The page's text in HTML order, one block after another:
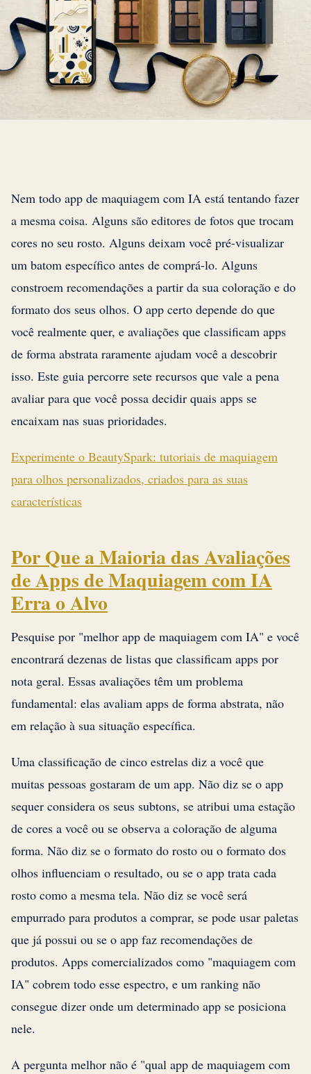
Nem todo app de maquiagem com IA está tentando fazer
a mesma coisa. Alguns são editores de fotos que trocam
cores no seu rosto. Alguns deixam você pré-visualizar
um batom específico antes de comprá-lo. Alguns
constroem recomendações a partir da sua coloração e do
formato dos seus olhos. O app certo depende do que
você realmente quer, e avaliações que classificam apps
de forma abstrata raramente ajudam você a descobrir
isso. Este guia percorre sete recursos que vale a pena
avaliar para que você possa decidir quais apps se
encaixam nas suas prioridades.
Experimente o BeautySpark: tutoriais de maquiagem
para olhos personalizados, criados para as suas
características
Por Que a Maioria das Avaliações
de Apps de Maquiagem com IA
Erra o Alvo
Pesquise por "melhor app de maquiagem com IA" e você
encontrará dezenas de listas que classificam apps por
nota geral. Essas avaliações têm um problema
fundamental: elas avaliam apps de forma abstrata, não
em relação à sua situação específica.
Uma classificação de cinco estrelas diz a você que
muitas pessoas gostaram de um app. Não diz se o app
sequer considera os seus subtons, se atribui uma estação
de cores a você ou se observa a coloração de alguma
forma. Não diz se o formato do rosto ou o formato dos
olhos influenciam o resultado, ou se o app trata cada
rosto como a mesma tela. Não diz se você será
empurrado para produtos a comprar, se pode usar paletas
que já possui ou se o app faz recomendações de
produtos. Apps comercializados como "maquiagem com
IA" cobrem todo esse espectro, e um ranking não
consegue dizer onde um determinado app se posiciona
nele.
A pergunta melhor não é "qual app de maquiagem com